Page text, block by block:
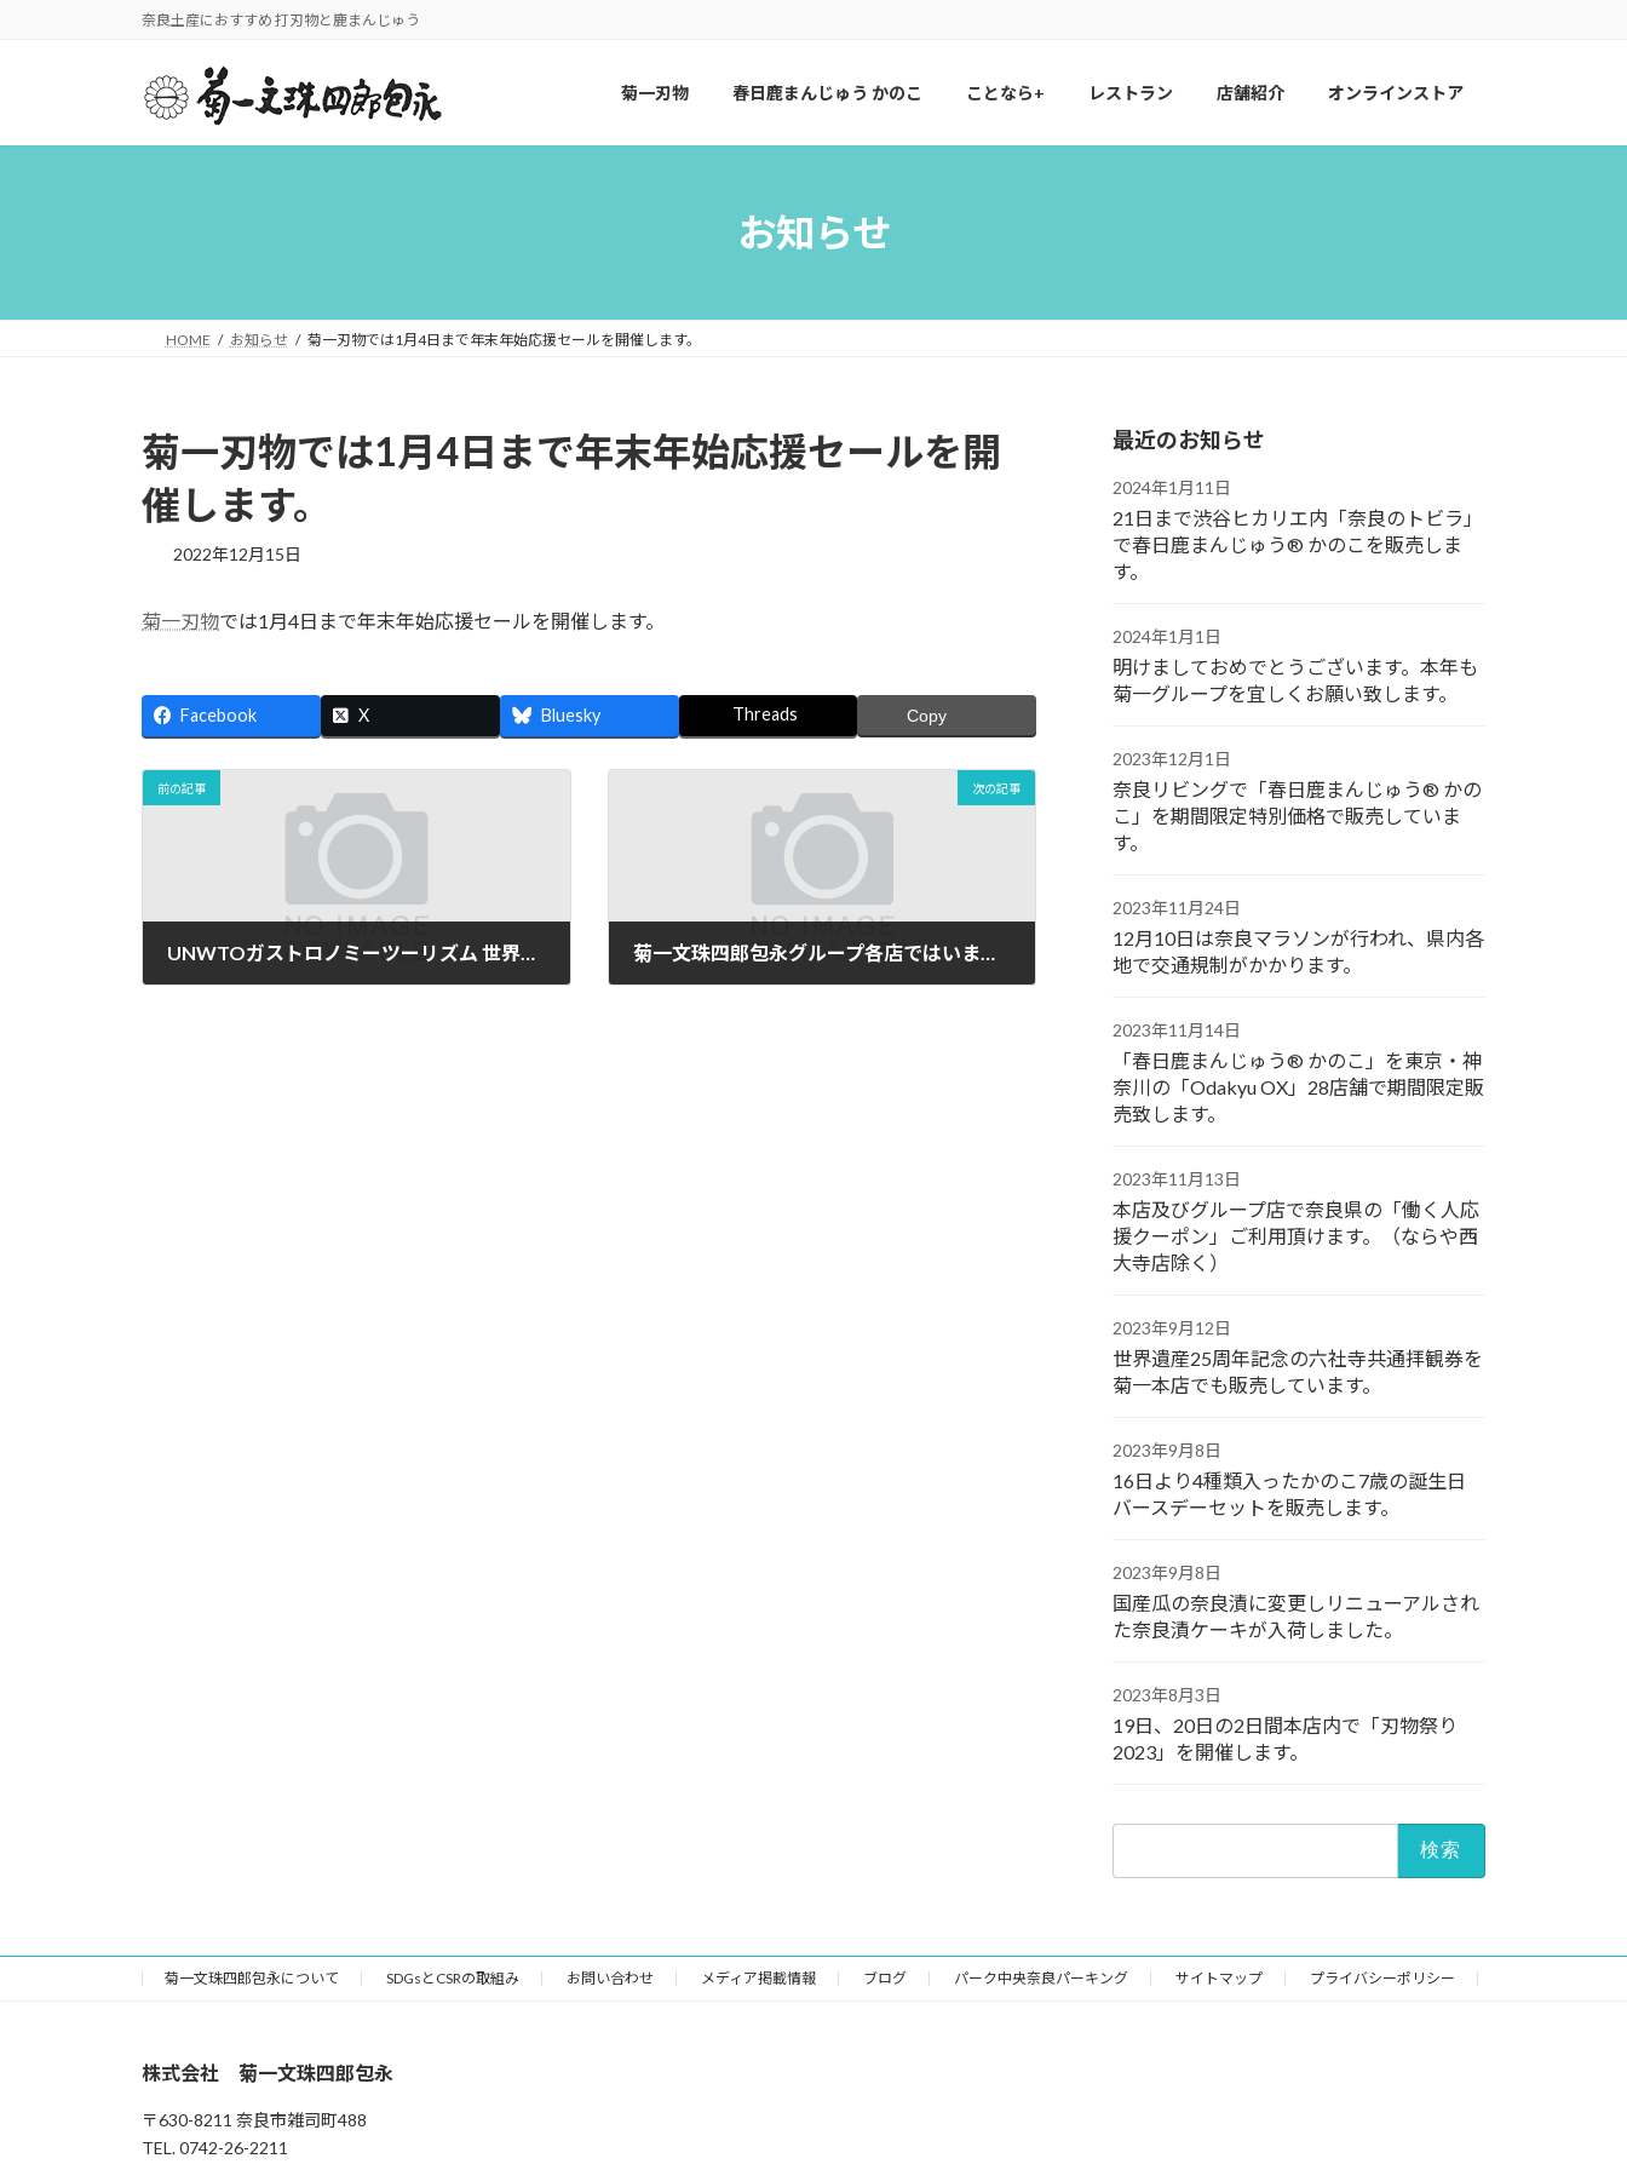
奈良土産におすすめ 打刃物と鹿まんじゅう
菊一刃物 春日鹿まんじゅう かのこ ことなら+ レストラン 店舗紹介 オンラインストア
お知らせ
HOME お知らせ 菊一刃物では1月4日まで年末年始応援セールを開催します。
菊一刃物では1月4日まで年末年始応援セールを開
催します。
2022年12月15日
菊一刃物では1月4日まで年末年始応援セールを開催します。
Facebook X Bluesky Threads Copy
前の記事 次の記事
最近のお知らせ
2024年1月11日
21日まで渋谷ヒカリエ内「奈良のトビラ」
で春日鹿まんじゅう® かのこを販売しま
す。
2024年1月1日
明けましておめでとうございます。本年も
菊一グループを宜しくお願い致します。
2023年12月1日
奈良リビングで「春日鹿まんじゅう® かの
こ」を期間限定特別価格で販売していま
す。
2023年11月24日
12月10日は奈良マラソンが行われ、県内各
地で交通規制がかかります。
2023年11月14日
「春日鹿まんじゅう® かのこ」を東京・神
奈川の「Odakyu OX」28店舗で期間限定販
売致します。
2023年11月13日
本店及びグループ店で奈良県の「働く人応
援クーポン」ご利用頂けます。（ならや西
大寺店除く）
2023年9月12日
世界遺産25周年記念の六社寺共通拝観券を
菊一本店でも販売しています。
2023年9月8日
16日より4種類入ったかのこ7歳の誕生日
バースデーセットを販売します。
2023年9月8日
国産瓜の奈良漬に変更しリニューアルされ
た奈良漬ケーキが入荷しました。
2023年8月3日
19日、20日の2日間本店内で「刃物祭り
2023」を開催します。
菊一文珠四郎包永について SDGsとCSRの取組み お問い合わせ メディア掲載情報 ブログ パーク中央奈良パーキング サイトマップ プライバシーポリシー
株式会社 菊一文珠四郎包永
〒630-8211 奈良市雑司町488
TEL. 0742-26-2211